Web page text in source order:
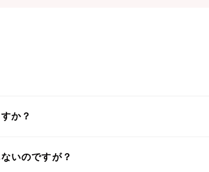
か？
いのですが？